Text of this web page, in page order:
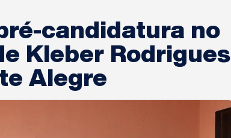
candidatura no
Kleber Rodrigues
Alegre